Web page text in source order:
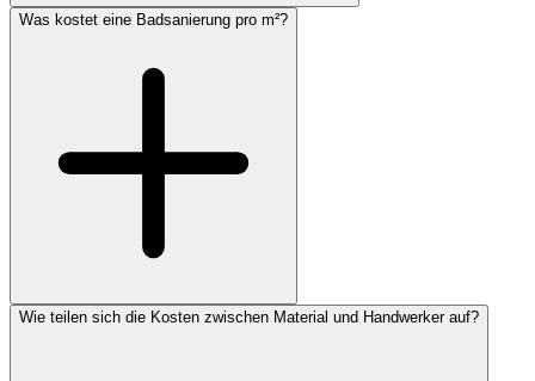
Was kostet eine Badsanierung pro m²?
Wie teilen sich die Kosten zwischen Material und Handwerker auf?